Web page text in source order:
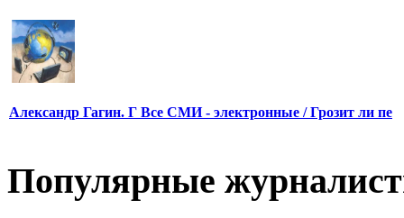
Александр Гагин. Г Все СМИ - электронные / Грозит ли пе
Популярные